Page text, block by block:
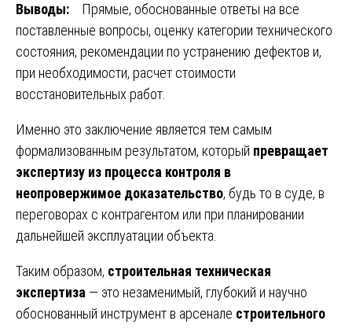
Выводы:
Прямые, обоснованные ответы на все
поставленные вопросы, оценку категории технического
состояния, рекомендации по устранению дефектов и,
при необходимости, расчет стоимости
восстановительных работ.
Именно это заключение является тем самым
формализованным результатом, который превращает
экспертизу из процесса контроля в
неопровержимое доказательство, будь то в суде, в
переговорах с контрагентом или при планировании
дальнейшей эксплуатации объекта.
Таким образом, строительная техническая
экспертиза — это незаменимый, глубокий и научно
обоснованный инструмент в арсенале строительного